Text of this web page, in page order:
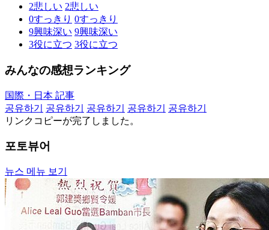
2悲しい 2悲しい
0すっきり 0すっきり
9興味深い 9興味深い
3役に立つ 3役に立つ
みんなの感想ランキング
国際・日本 記事
공유하기
공유하기 공유하기 공유하기
공유하기
リンクコピーが完了しました。
포토뷰어
뉴스 메뉴 보기